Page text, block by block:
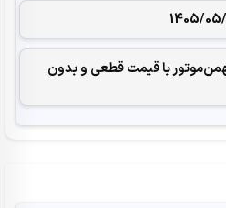
با قیمت قطعی و بدون